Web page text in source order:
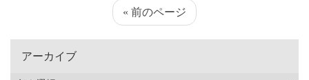
« 前のページ
アーカイブ